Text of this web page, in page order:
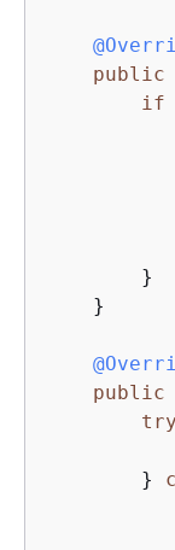
public
if
        }
    }
public
try
        }